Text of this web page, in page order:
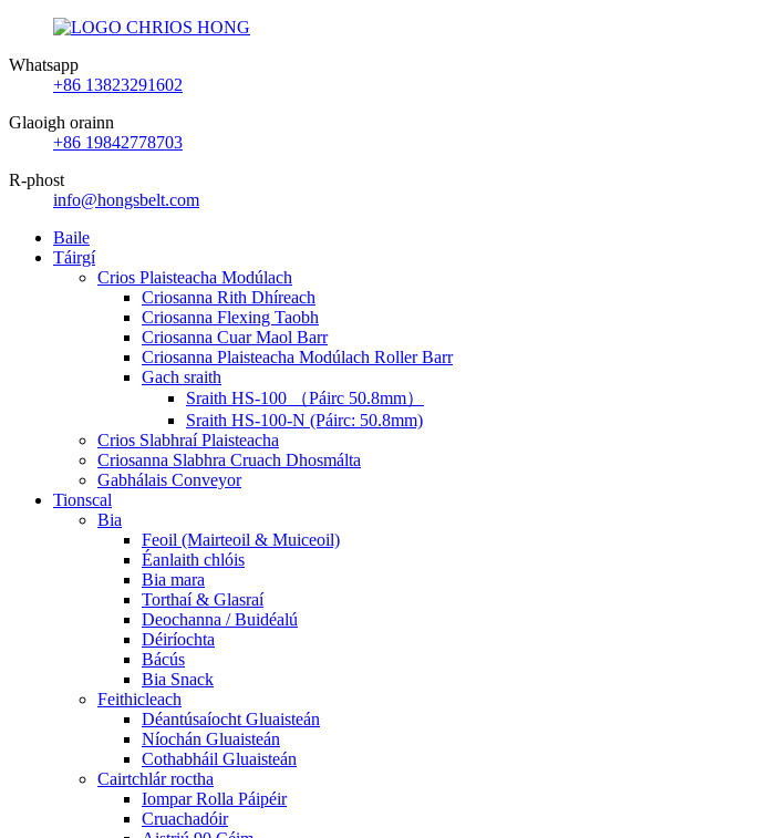
Whatsapp
+86 13823291602
Glaoigh orainn
+86 19842778703
R-phost
info@hongsbelt.com
Baile
Táirgí
Crios Plaisteacha Modúlach
Criosanna Rith Dhíreach
Criosanna Flexing Taobh
Criosanna Cuar Maol Barr
Criosanna Plaisteacha Modúlach Roller Barr
Gach sraith
Sraith HS-100 （Páirc 50.8mm）
Sraith HS-100-N (Páirc: 50.8mm)
Crios Slabhraí Plaisteacha
Criosanna Slabhra Cruach Dhosmálta
Gabhálais Conveyor
Tionscal
Bia
Feoil (Mairteoil & Muiceoil)
Éanlaith chlóis
Bia mara
Torthaí & Glasraí
Deochanna / Buidéalú
Déiríochta
Bácús
Bia Snack
Feithicleach
Déantúsaíocht Gluaisteán
Níochán Gluaisteán
Cothabháil Gluaisteán
Cairtchlár roctha
Iompar Rolla Páipéir
Cruachadóir